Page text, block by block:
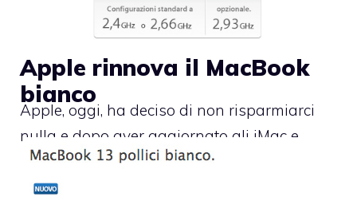
Apple, oggi, ha deciso di non risparmiarci
nulla e dopo aver aggiornato gli iMac e
Apple rinnova il MacBook
bianco